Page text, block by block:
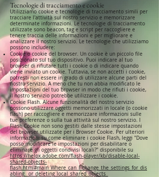
Tecnologie di tracciamento e cookie
Utilizziamo cookie e tecnologie di tracciamento simili per
tracciare l'attività sul nostro servizio e memorizzare
determinate informazioni. Le tecnologie di tracciamento
utilizzate sono beacon, tag e script per raccogliere e
tenere traccia delle informazioni e per migliorare e
analizzare il nostro servizio. Le tecnologie che utilizziamo
possono includere:
Cookie o cookie del browser. Un cookie è un piccolo file
posizionato sul tuo dispositivo. Puoi indicare al tuo
browser di rifiutare tutti i cookie o di indicare quando
viene inviato un cookie. Tuttavia, se non accetti i cookie,
potresti non essere in grado di utilizzare alcune parti del
nostro servizio. A meno che tu non abbia modificato le
impostazioni del tuo browser in modo che rifiuti i cookie,
il nostro servizio potrebbe utilizzare i cookie.
Cookie Flash. Alcune funzionalità del nostro servizio
possono utilizzare oggetti memorizzati in locale (o cookie
flash) per raccogliere e memorizzare informazioni sulle
tue preferenze o sulla tua attività sul nostro servizio. I
Flash Cookie non sono gestiti dalle stesse impostazioni
del browser utilizzate per i Browser Cookie. Per ulteriori
informazioni su come eliminare i cookie Flash, leggi "Dove
posso modificare le impostazioni per disabilitare o
eliminare gli oggetti condivisi locali?" disponibile su
https://helpx.adobe.com/flash-player/kb/disable-local-
shared-objects-
flash.html#main_Where_can_I_change_the_settings_for_dis
abling__or_deleting_local_shared_objects_